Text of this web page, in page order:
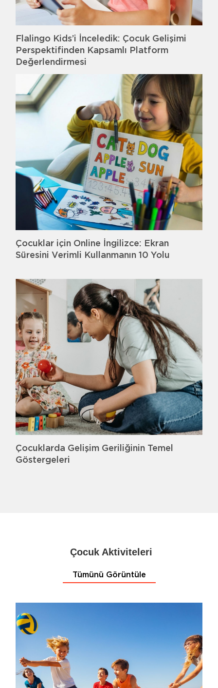
Flalingo Kids’i İnceledik: Çocuk Gelişimi
Perspektifinden Kapsamlı Platform
Değerlendirmesi
Çocuklar için Online İngilizce: Ekran
Süresini Verimli Kullanmanın 10 Yolu
Çocuklarda Gelişim Geriliğinin Temel
Göstergeleri
Çocuk Aktiviteleri
Tümünü Görüntüle